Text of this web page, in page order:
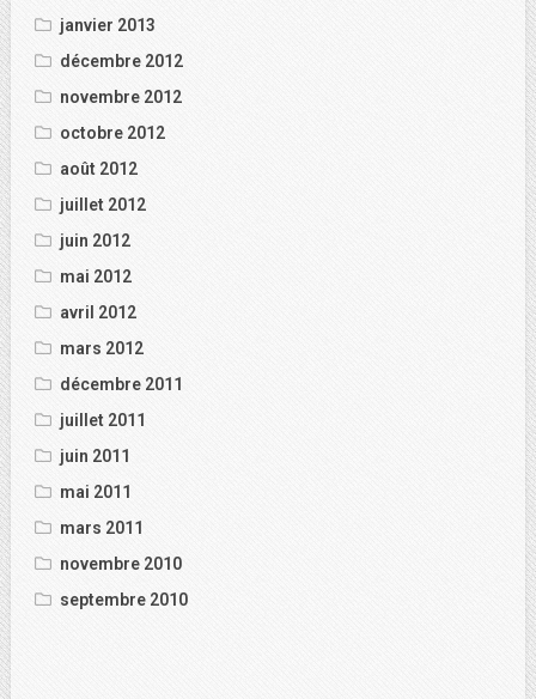
janvier 2013
décembre 2012
novembre 2012
octobre 2012
août 2012
juillet 2012
juin 2012
mai 2012
avril 2012
mars 2012
décembre 2011
juillet 2011
juin 2011
mai 2011
mars 2011
novembre 2010
septembre 2010